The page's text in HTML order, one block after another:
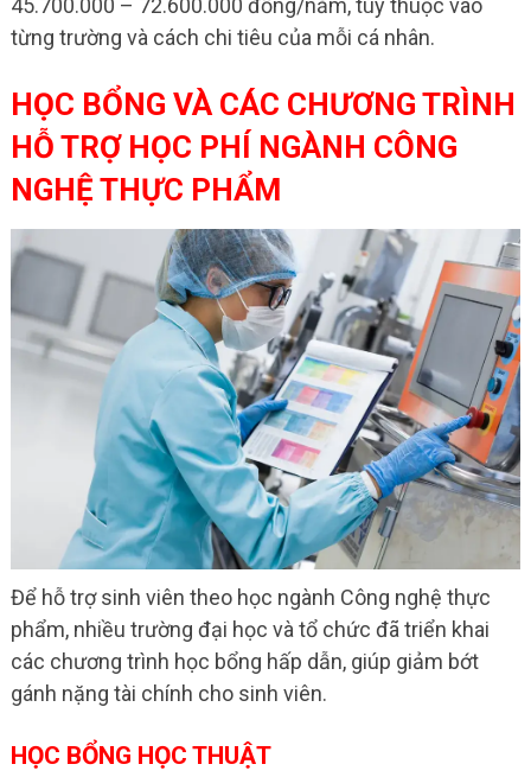
45.700.000 – 72.600.000 đồng/năm, tùy thuộc vào
từng trường và cách chi tiêu của mỗi cá nhân.
HỌC BỔNG VÀ CÁC CHƯƠNG TRÌNH
HỖ TRỢ HỌC PHÍ NGÀNH CÔNG
NGHỆ THỰC PHẨM
Để hỗ trợ sinh viên theo học ngành Công nghệ thực
phẩm, nhiều trường đại học và tổ chức đã triển khai
các chương trình học bổng hấp dẫn, giúp giảm bớt
gánh nặng tài chính cho sinh viên.
HỌC BỔNG HỌC THUẬT